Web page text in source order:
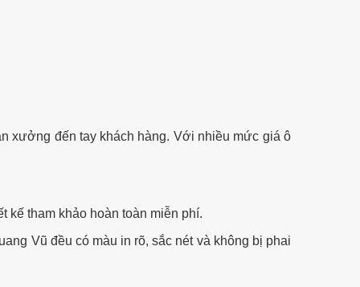
xưởng đến tay khách hàng. Với nhiều mức giá ô
kế tham khảo hoàn toàn miễn phí.
Vũ đều có màu in rõ, sắc nét và không bị phai